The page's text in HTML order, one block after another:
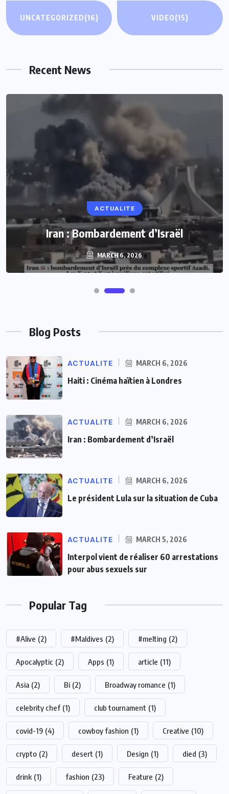
UNCATEGORIZED(16) VIDEO(15)
Recent News
ACTUALITE
Iran : Bombardement d’Israël
MARCH 6, 2026
Blog Posts
ACTUALITE MARCH 6, 2026
Haiti : Cinéma haïtien à Londres
ACTUALITE MARCH 6, 2026
Iran : Bombardement d’Israël
ACTUALITE MARCH 6, 2026
Le président Lula sur la situation de Cuba
ACTUALITE MARCH 5, 2026
Interpol vient de réaliser 60 arrestations
pour abus sexuels sur
Popular Tag
#Alive (2) #Maldives (2) #melting (2)
Apocalyptic (2) Apps (1) article (11)
Asia (2) Bi (2) Broadway romance (1)
celebrity chef (1) club tournament (1)
covid-19 (4) cowboy fashion (1) Creative (10)
crypto (2) desert (1) Design (1) died (3)
drink (1) fashion (23) Feature (2)